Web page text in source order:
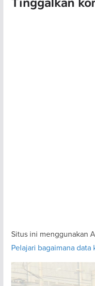
Situs ini menggunakan
Pelajari bagaimana